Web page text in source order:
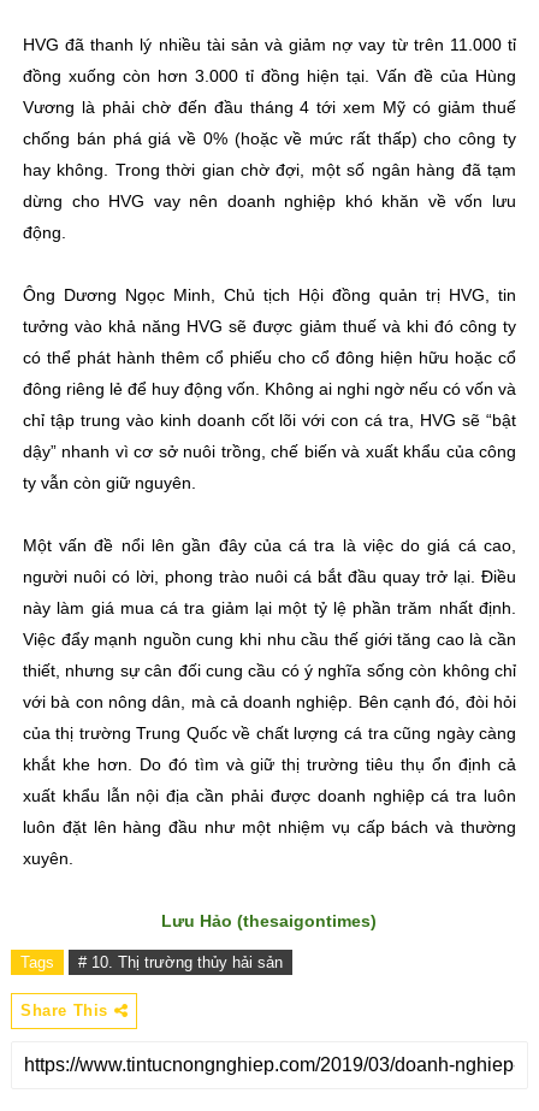
HVG đã thanh lý nhiều tài sản và giảm nợ vay từ trên 11.000 tỉ
đồng xuống còn hơn 3.000 tỉ đồng hiện tại. Vấn đề của Hùng
Vương là phải chờ đến đầu tháng 4 tới xem Mỹ có giảm thuế
chống bán phá giá về 0% (hoặc về mức rất thấp) cho công ty
hay không. Trong thời gian chờ đợi, một số ngân hàng đã tạm
dừng cho HVG vay nên doanh nghiệp khó khăn về vốn lưu
động.
Ông Dương Ngọc Minh, Chủ tịch Hội đồng quản trị HVG, tin
tưởng vào khả năng HVG sẽ được giảm thuế và khi đó công ty
có thể phát hành thêm cổ phiếu cho cổ đông hiện hữu hoặc cổ
đông riêng lẻ để huy động vốn. Không ai nghi ngờ nếu có vốn và
chỉ tập trung vào kinh doanh cốt lõi với con cá tra, HVG sẽ “bật
dậy” nhanh vì cơ sở nuôi trồng, chế biến và xuất khẩu của công
ty vẫn còn giữ nguyên.
Một vấn đề nổi lên gần đây của cá tra là việc do giá cá cao,
người nuôi có lời, phong trào nuôi cá bắt đầu quay trở lại. Điều
này làm giá mua cá tra giảm lại một tỷ lệ phần trăm nhất định.
Việc đẩy mạnh nguồn cung khi nhu cầu thế giới tăng cao là cần
thiết, nhưng sự cân đối cung cầu có ý nghĩa sống còn không chỉ
với bà con nông dân, mà cả doanh nghiệp. Bên cạnh đó, đòi hỏi
của thị trường Trung Quốc về chất lượng cá tra cũng ngày càng
khắt khe hơn. Do đó tìm và giữ thị trường tiêu thụ ổn định cả
xuất khẩu lẫn nội địa cần phải được doanh nghiệp cá tra luôn
luôn đặt lên hàng đầu như một nhiệm vụ cấp bách và thường
xuyên.
Lưu Hảo (thesaigontimes)
Tags # 10. Thị trường thủy hải sản
Share This